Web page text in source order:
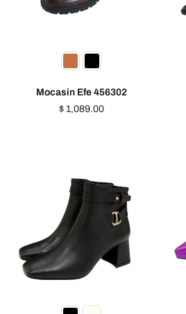
Mocasin Efe 456302
Precio
$ 1,089.00